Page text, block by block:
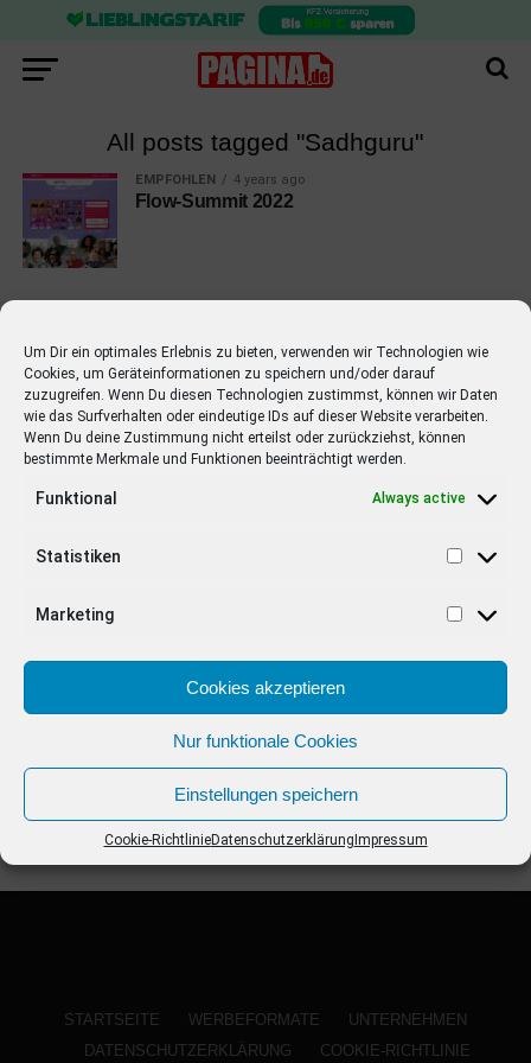
Um Dir ein optimales Erlebnis zu bieten, verwenden wir Technologien wie
Cookies, um Geräteinformationen zu speichern und/oder darauf
zuzugreifen. Wenn Du diesen Technologien zustimmst, können wir Daten
wie das Surfverhalten oder eindeutige IDs auf dieser Website verarbeiten.
Wenn Du deine Zustimmung nicht erteilst oder zurückziehst, können
bestimmte Merkmale und Funktionen beeinträchtigt werden.
Funktional Always active
Statistiken
Marketing
Cookies akzeptieren
Nur funktionale Cookies
Einstellungen speichern
Cookie-RichtlinieDatenschutzerklärung Impressum
All posts tagged "Sadhguru"
EMPFOHLEN 4 years ago
Flow-Summit 2022
EMPFOHLEN
STARS 4 years ago
Barbara Schöneberger Moderatorin
von “Verstehen Sie Spaß?”
STARTSEITE WERBEFORMATE
UNTERNEHMEN
DATENSCHUTZERKLÄRUNG
COOKIE-RICHTLINIE